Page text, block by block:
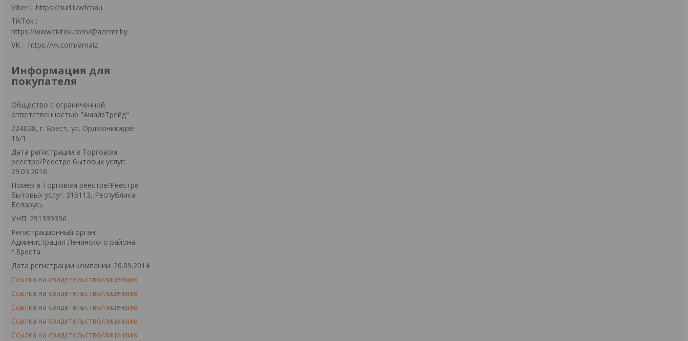
Viber
https://surl.li/wfchau
TikTok
https://www.tiktok.com/@acentr.by
VK
https://vk.com/amaiz
Информация для
покупателя
Общество с ограниченной
ответственностью "АмайзТрейд"
224028, г. Брест, ул. Орджоникидзе
16/1
Дата регистрации в Торговом
реестре/Реестре бытовых услуг:
29.03.2016
Номер в Торговом реестре/Реестре
бытовых услуг: 315113, Республика
Беларусь
УНП: 291339396
Регистрационный орган:
Администрация Ленинского района
г.Бреста
Дата регистрации компании: 26.09.2014
Ссылка на свидетельство/лицензию
Ссылка на свидетельство/лицензию
Ссылка на свидетельство/лицензию
Ссылка на свидетельство/лицензию
Ссылка на свидетельство/лицензию